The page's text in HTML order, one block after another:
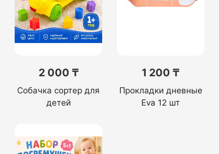
2 000 ₸
Собачка сортер для
детей
1 200 ₸
Прокладки дневные
Eva 12 шт